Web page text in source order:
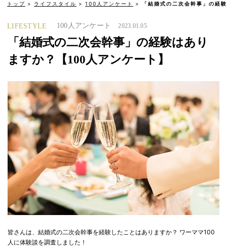
トップ ライフスタイル 100人アンケート 「結婚式の二次会幹事」の
LIFESTYLE 100人アンケート 2023.01.05
「結婚式の二次会幹事」の経験はあり
ますか？【100人アンケート】
皆さんは、結婚式の二次会幹事を経験したことはありますか？ ワーママ100
人に体験談を調査しました！